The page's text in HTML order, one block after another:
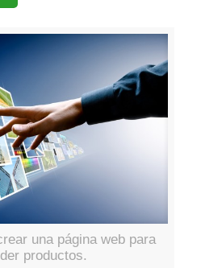
una página web para
productos.